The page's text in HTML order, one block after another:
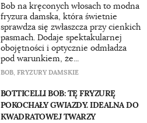
Bob na kręconych włosach to modna
fryzura damska, która świetnie
sprawdza się zwłaszcza przy cienkich
pasmach. Dodaje spektakularnej
obojętności i optycznie odmładza
pod warunkiem, że...
BOB, FRYZURY DAMSKIE
BOTTICELLI BOB: TĘ FRYZURĘ
POKOCHAŁY GWIAZDY. IDEALNA DO
KWADRATOWEJ TWARZY